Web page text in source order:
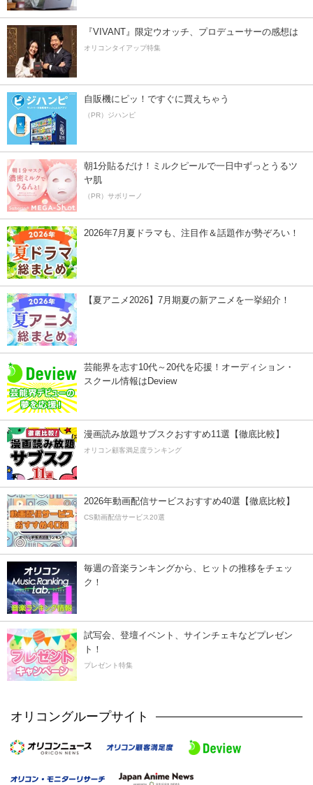
『VIVANT』限定ウオッチ、プロデューサーの感想は
オリコンタイアップ特集
自販機にピッ！ですぐに買えちゃう
（PR）ジハンピ
朝1分貼るだけ！ミルクピールで一日中ずっとうるツ
ヤ肌
（PR）サボリーノ
2026年7月夏ドラマも、注目作＆話題作が勢ぞろい！
【夏アニメ2026】7月期夏の新アニメを一挙紹介！
芸能界を志す10代～20代を応援！オーディション・
スクール情報はDeview
漫画読み放題サブスクおすすめ11選【徹底比較】
オリコン顧客満足度ランキング
2026年動画配信サービスおすすめ40選【徹底比較】
CS動画配信サービス20選
毎週の音楽ランキングから、ヒットの推移をチェッ
ク！
試写会、登壇イベント、サインチェキなどプレゼン
ト！
プレゼント特集
オリコングループサイト